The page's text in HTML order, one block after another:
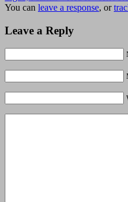
You can leave a response, or
Leave a Reply